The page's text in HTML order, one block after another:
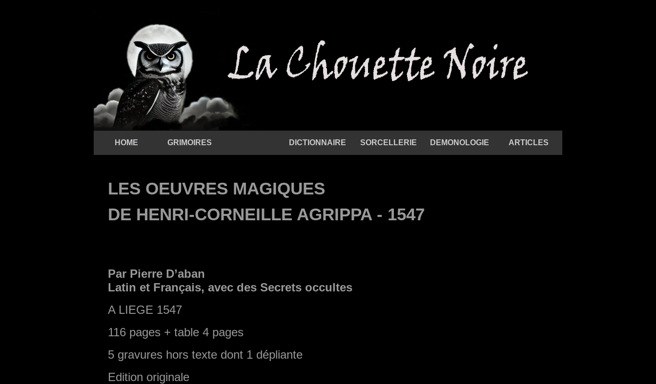
HOME GRIMOIRES DICTIONNAIRE SORCELLERIE DE MONOLOGIE A RTICLES
LES OEUVRES MAGIQUES
DE HENRI-CORNEILLE AGRIPPA - 1547
Par Pierre D’aban
Latin et Français, avec des Secrets occultes
A LIEGE 1547
116 pages + table 4 pages
5 gravures hors texte dont 1 dépliante
Edition originale